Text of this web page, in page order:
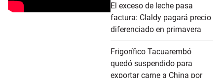
El exceso de leche pasa
factura: Claldy pagará precio
diferenciado en primavera
Frigorífico Tacuarembó
quedó suspendido para
exportar carne a China por